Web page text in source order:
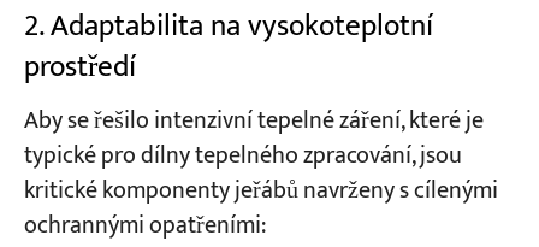
2. Adaptabilita na vysokoteplotní
prostředí
Aby se řešilo intenzivní tepelné záření, které je
typické pro dílny tepelného zpracování, jsou
kritické komponenty jeřábů navrženy s cílenými
ochrannými opatřeními: